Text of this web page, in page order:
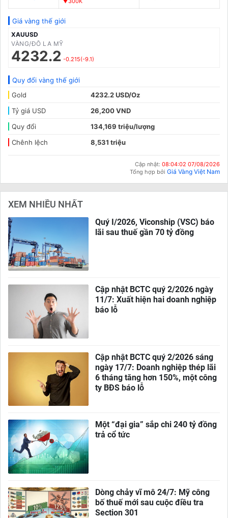
Giá vàng thế giới
XAUUSD
VÀNG/ĐÔ LA MỸ
4232.2 -0.215(-9.1)
Quy đổi vàng thế giới
Gold
4232.2 USD/Oz
Tỷ giá USD
26,200 VND
Quy đổi
134,169 triệu/lượng
Chênh lệch
8,531 triệu
Cập nhật: 08:04:02 07/08/2026
Tổng hợp bởi Giá Vàng Việt Nam
XEM NHIỀU NHẤT
Quý I/2026, Viconship (VSC) báo
lãi sau thuế gần 70 tỷ đồng
Cập nhật BCTC quý 2/2026 ngày
11/7: Xuất hiện hai doanh nghiệp
báo lỗ
Cập nhật BCTC quý 2/2026 sáng
ngày 17/7: Doanh nghiệp thép lãi
6 tháng tăng hơn 150%, một công
ty BĐS báo lỗ
Một “đại gia” sắp chi 240 tỷ đồng
trả cổ tức
Dòng chảy vĩ mô 24/7: Mỹ công
bố thuế mới sau cuộc điều tra
Section 301